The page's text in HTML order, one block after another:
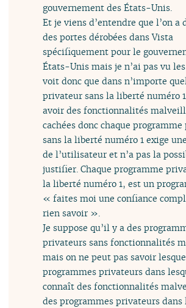
gouvernement des États-Unis.
Et je viens d’entendre que l’on a
des portes dérobées dans Vista
spécifiquement pour le
États-Unis mais je n’ai pas vu
voit donc que dans n’importe
privateur sans la liberté numéro
avoir des fonctionnalités
cachées donc chaque
sans la liberté numéro 1 exige
de l’utilisateur et n’a pas la
justifier. Chaque programme
la liberté numéro 1, est un
« faites moi une confiance
rien savoir ».
Je suppose qu’il y a des
privateurs sans fonctionnalités
mais on ne peut pas savoir
programmes privateurs dans
connaît des fonctionnalités
des programmes privateurs dans